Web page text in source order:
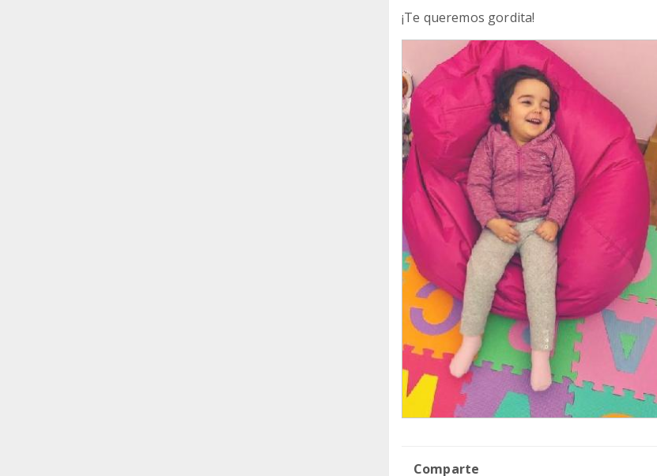
¡Te queremos gordita!
Comparte